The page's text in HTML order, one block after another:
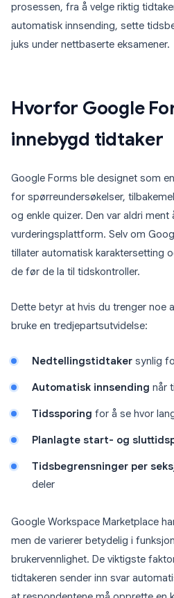
prosessen, fra å velge riktig
automatisk innsending, sette
juks under nettbaserte eksamener.
Hvorfor Google
innebygd tidtaker
Google Forms ble designet som
for spørreundersøkelser,
og enkle quizer. Den var aldri
vurderingsplattform. Selv om
tillater automatisk karaktersetting
de før de la til tidskontroller.
Dette betyr at hvis du trenger noe
bruke en tredjepartsutvidelse:
Nedtellingstidtaker synlig
Automatisk innsending når
Tidssporing for å se hvor
Planlagte start- og
Tidsbegrensninger per
deler
Google Workspace Marketplace
men de varierer betydelig i
brukervennlighet. De viktigste
tidtakeren sender inn svar